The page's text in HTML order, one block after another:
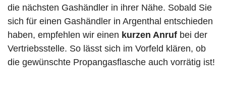
die nächsten Gashändler in ihrer Nähe. Sobald Sie
sich für einen Gashändler in Argenthal entschieden
haben, empfehlen wir einen kurzen Anruf bei der
Vertriebsstelle. So lässt sich im Vorfeld klären, ob
die gewünschte Propangasflasche auch vorrätig ist!